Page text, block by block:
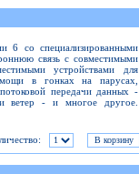
6 со специализированными
связь с совместимыми
устройствами для
в гонках на парусах,
передачи данных -
и ветер - и многое другое.